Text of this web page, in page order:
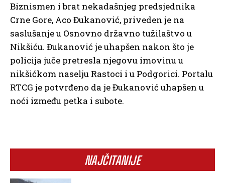
NAJČITANIJE
Biznismen i brat nekadašnjeg predsjednika
Crne Gore, Aco Đukanović, priveden je na
saslušanje u Osnovno državno tužilaštvo u
Nikšiću. Đukanović je uhapšen nakon što je
policija juče pretresla njegovu imovinu u
nikšićkom naselju Rastoci i u Podgorici. Portalu
RTCG je potvrđeno da je Đukanović uhapšen u
noći između petka i subote.